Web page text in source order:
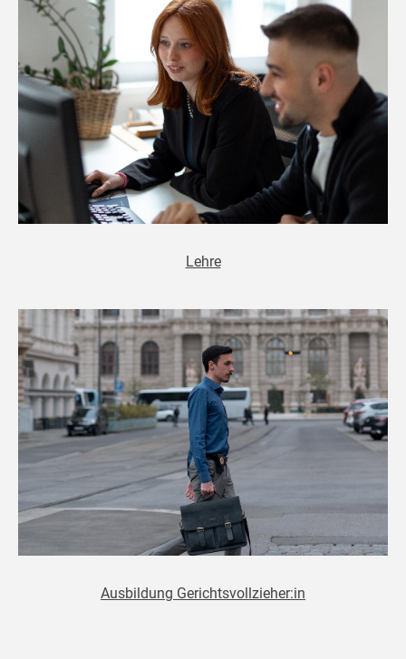
Lehre
Ausbildung Gerichtsvollzieher:in